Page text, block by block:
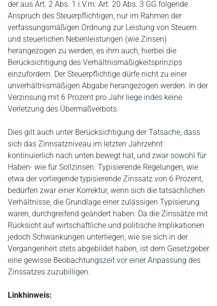
der aus Art. 2 Abs. 1 i.V.m. Art. 20 Abs. 3 GG folgende
Anspruch des Steuerpflichtigen, nur im Rahmen der
verfassungsmäßigen Ordnung zur Leistung von Steuern
und steuerlichen Nebenleistungen (wie Zinsen)
herangezogen zu werden, es ihm auch, hierbei die
Berücksichtigung des Verhältnismäßigkeitsprinzips
einzufordern. Der Steuerpflichtige dürfe nicht zu einer
unverhältnismäßigen Abgabe herangezogen werden. In der
Verzinsung mit 6 Prozent pro Jahr liege indes keine
Verletzung des Übermaßverbots.
Dies gilt auch unter Berücksichtigung der Tatsache, dass
sich das Zinnsatzniveau im letzten Jahrzehnt
kontinuierlich nach unten bewegt hat, und zwar sowohl für
Haben- wie für Sollzinsen. Typisierende Regelungen, wie
etwa der vorliegende typisierende Zinssatz von 6 Prozent,
bedürfen zwar einer Korrektur, wenn sich die tatsächlichen
Verhältnisse, die Grundlage einer zulässigen Typisierung
waren, durchgreifend geändert haben. Da die Zinssätze mit
Rücksicht auf wirtschaftliche und politische Implikationen
jedoch Schwankungen unterliegen, wie sie sich in der
Vergangenheit stets abgebildet haben, ist dem Gesetzgeber
eine gewisse Beobachtungszeit vor einer Anpassung des
Zinssatzes zuzubilligen.
Linkhinweis: